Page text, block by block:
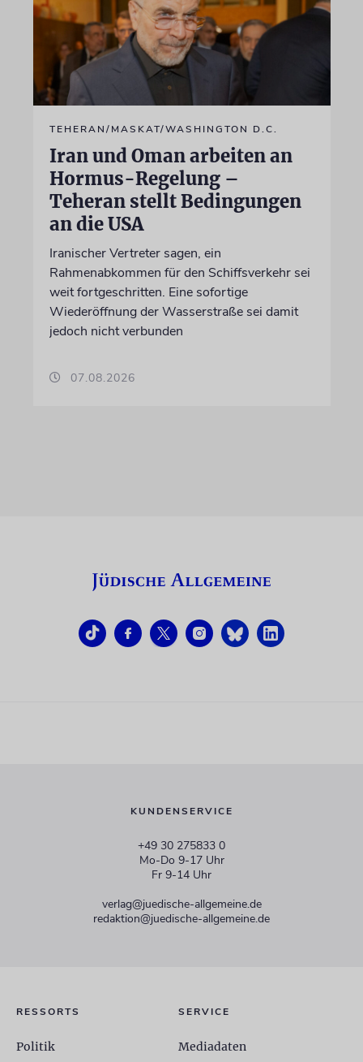
TEHERAN/MASKAT/WASHINGTON D.C.
Iran und Oman arbeiten an
Hormus-Regelung –
Teheran stellt Bedingungen
an die USA
Iranischer Vertreter sagen, ein
Rahmenabkommen für den Schiffsverkehr sei
weit fortgeschritten. Eine sofortige
Wiederöffnung der Wasserstraße sei damit
jedoch nicht verbunden
07.08.2026
KUNDENSERVICE
+49 30 275833 0
Mo-Do 9-17 Uhr
Fr 9-14 Uhr
verlag@juedische-allgemeine.de
redaktion@juedische-allgemeine.de
RESSORTS
Politik
SERVICE
Mediadaten